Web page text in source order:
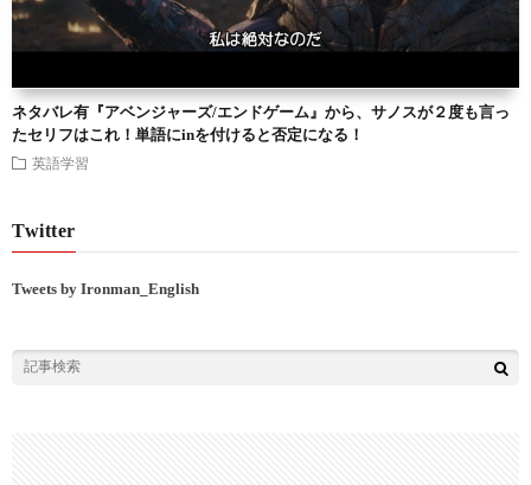
ネタバレ有『アベンジャーズ/エンドゲーム』から、サノスが２度も言っ
たセリフはこれ！単語にinを付けると否定になる！
英語学習
Twitter
Tweets by Ironman_English